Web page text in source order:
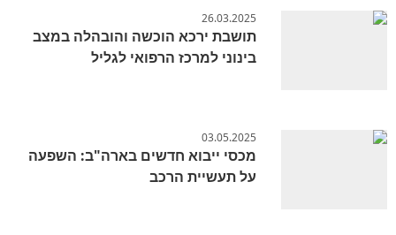
26.03.2025
תושבת ירכא הוכשה והובהלה במצב
בינוני למרכז הרפואי לגליל
03.05.2025
מכסי ייבוא חדשים בארה"ב: השפעה
על תעשיית הרכב